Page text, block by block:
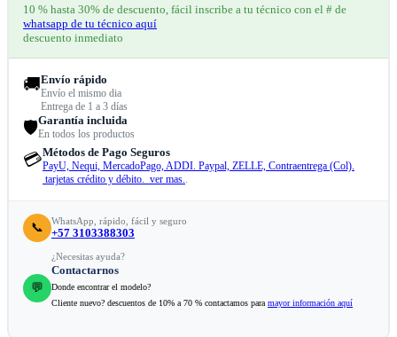
10 % hasta 30% de descuento, fácil inscribe a tu técnico con el # de
whatsapp de tu técnico aquí
descuento inmediato
🚚Envío rápido
Envío el mismo dia
Entrega de 1 a 3 días
🛡️Garantía incluida
En todos los productos
💳Métodos de Pago Seguros
PayU, Nequi, MercadoPago, ADDI. Paypal, ZELLE, Contraentrega (Col).
tarjetas crédito y débito. ver mas..
📞 WhatsApp, rápido, fácil y seguro
+57 3103388303
💬
¿Necesitas ayuda?
Contactarnos
Donde encontrar el modelo?
Cliente nuevo? descuentos de 10% a 70 % contactamos para mayor información aquí